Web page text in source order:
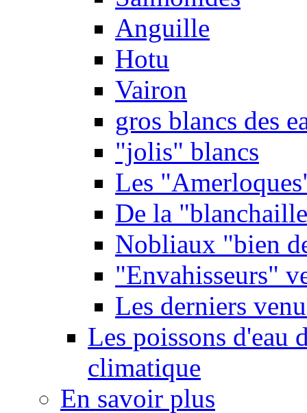
Anguille
Hotu
Vairon
gros blancs des
"jolis" blancs
Les
De la
Nobliaux "bien
"Envahisseurs"
Les derniers
Les poissons d'eau
climatique
En savoir plus